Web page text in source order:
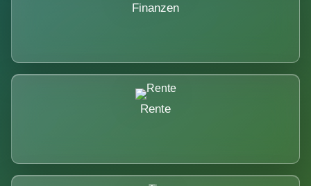
Finanzen
Rente